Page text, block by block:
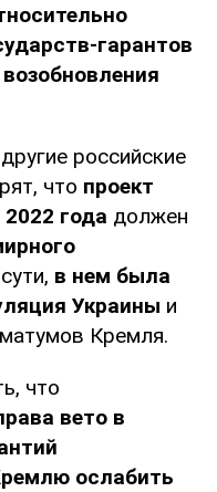
гарантов
российские
что проект
года должен
в нем была
Украины и
Кремля.
что
вето в
ослабить